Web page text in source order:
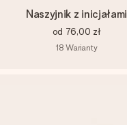
Naszyjnik z inicjałami
od 76,00 zł
18 Warianty